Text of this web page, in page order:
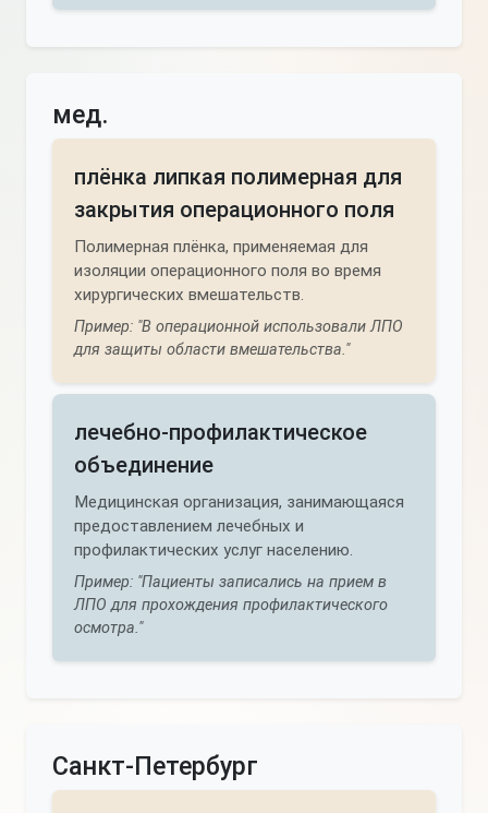
мед.
плёнка липкая полимерная для
закрытия операционного поля
Полимерная плёнка, применяемая для
изоляции операционного поля во время
хирургических вмешательств.
Пример: "В операционной использовали ЛПО
для защиты области вмешательства."
лечебно-профилактическое
объединение
Медицинская организация, занимающаяся
предоставлением лечебных и
профилактических услуг населению.
Пример: "Пациенты записались на прием в
ЛПО для прохождения профилактического
осмотра."
Санкт-Петербург